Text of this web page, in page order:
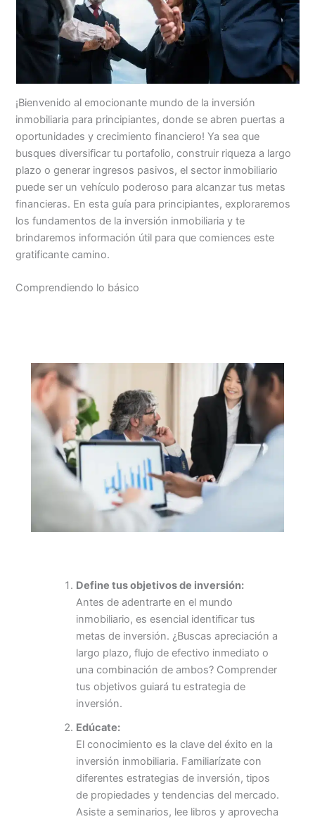
¡Bienvenido al emocionante mundo de la inversión
inmobiliaria para principiantes, donde se abren puertas a
oportunidades y crecimiento financiero! Ya sea que
busques diversificar tu portafolio, construir riqueza a largo
plazo o generar ingresos pasivos, el sector inmobiliario
puede ser un vehículo poderoso para alcanzar tus metas
financieras. En esta guía para principiantes, exploraremos
los fundamentos de la inversión inmobiliaria y te
brindaremos información útil para que comiences este
gratificante camino.
Comprendiendo lo básico
Define tus objetivos de inversión:
Antes de adentrarte en el mundo
inmobiliario, es esencial identificar tus
metas de inversión. ¿Buscas apreciación a
largo plazo, flujo de efectivo inmediato o
una combinación de ambos? Comprender
tus objetivos guiará tu estrategia de
inversión.
Edúcate:
El conocimiento es la clave del éxito en la
inversión inmobiliaria. Familiarízate con
diferentes estrategias de inversión, tipos
de propiedades y tendencias del mercado.
Asiste a seminarios, lee libros y aprovecha